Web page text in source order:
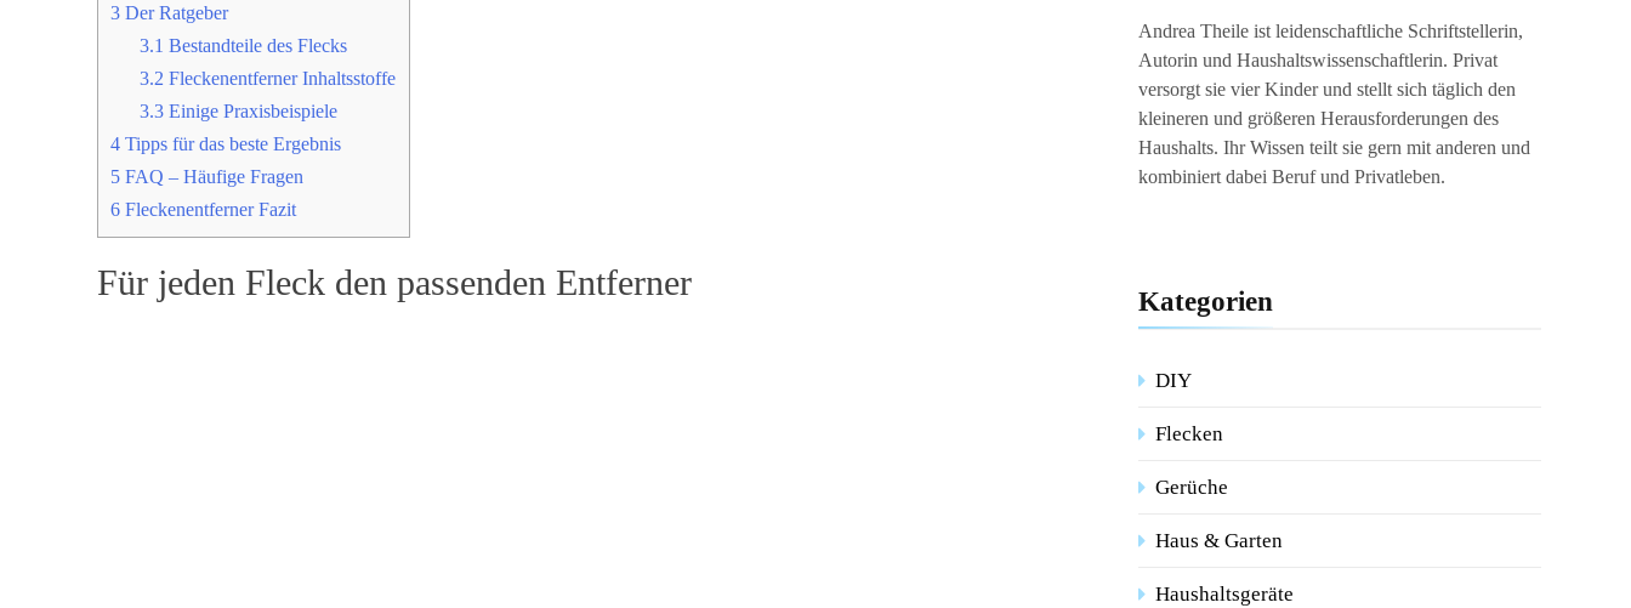
3Der Ratgeber
3.1 Bestandteile des Flecks
3.2 Fleckenentferner Inhaltsstoffe
3.3Einige Praxisbeispiele
4Tipps für das beste Ergebnis
5FAQ – Häufige Fragen
6Fleckenentferner Fazit
Für jeden Fleck den passenden Entferner
Andrea Theile ist leidenschaftliche Schriftstellerin,
Autorin und Haushaltswissenschaftlerin. Privat
versorgt sie vier Kinder und stellt sich täglich den
kleineren und größeren Herausforderungen des
Haushalts. Ihr Wissen teilt sie gern mit anderen und
kombiniert dabei Beruf und Privatleben.
Kategorien
DIY
Flecken
Gerüche
Haus & Garten
Haushaltsgeräte